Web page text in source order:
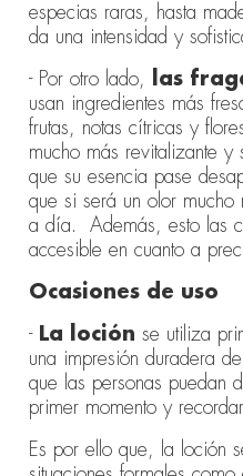
especias raras, hasta
da una intensidad y
- Por otro lado,
las
usan ingredientes más
frutas, notas cítricas y
mucho más revitalizante y
que su esencia pase
que si será un olor
a día. Además, esto las
accesible en cuanto a
Ocasiones de uso
- La lociónse utiliza
una impresión duradera
que las personas puedan
primer momento y
Es por ello que, la loción